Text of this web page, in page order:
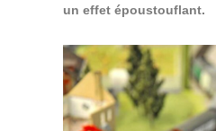
un effet époustouflant.